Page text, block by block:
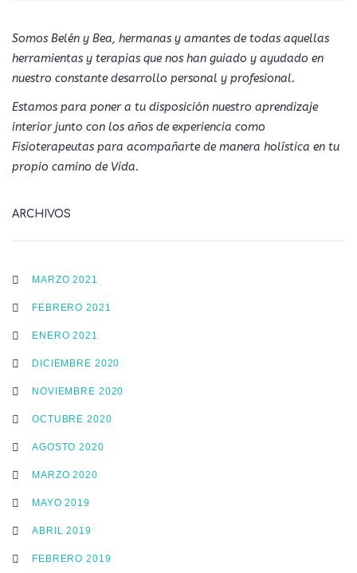
Somos Belén y Bea, hermanas y amantes de todas aquellas
herramientas y terapias que nos han guiado y ayudado en
nuestro constante desarrollo personal y profesional.
Estamos para poner a tu disposición nuestro aprendizaje
interior junto con los años de experiencia como
Fisioterapeutas para acompañarte de manera holística en tu
propio camino de Vida.
ARCHIVOS
MARZO 2021
FEBRERO 2021
ENERO 2021
DICIEMBRE 2020
NOVIEMBRE 2020
OCTUBRE 2020
AGOSTO 2020
MARZO 2020
MAYO 2019
ABRIL 2019
FEBRERO 2019